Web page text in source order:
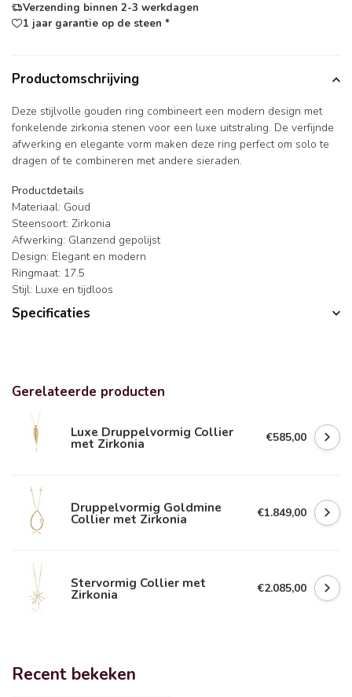
Verzending binnen 2-3 werkdagen
1 jaar garantie op de steen *
Productomschrijving
Deze stijlvolle gouden ring combineert een modern design met
fonkelende zirkonia stenen voor een luxe uitstraling. De verfijnde
afwerking en elegante vorm maken deze ring perfect om solo te
dragen of te combineren met andere sieraden.
Productdetails
Materiaal: Goud
Steensoort: Zirkonia
Afwerking: Glanzend gepolijst
Design: Elegant en modern
Ringmaat: 17.5
Stijl: Luxe en tijdloos
Specificaties
Gerelateerde producten
Luxe Druppelvormig Collier
met Zirkonia €585,00
Druppelvormig Goldmine
Collier met Zirkonia €1.849,00
Stervormig Collier met
Zirkonia €2.085,00
Recent bekeken